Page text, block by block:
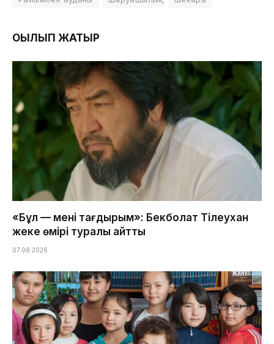
ОҚЫЛЫП ЖАТЫР
«Бұл — менің тағдырым»: Бекболат Тілеухан
жеке өмірі туралы айтты
07.08.2026